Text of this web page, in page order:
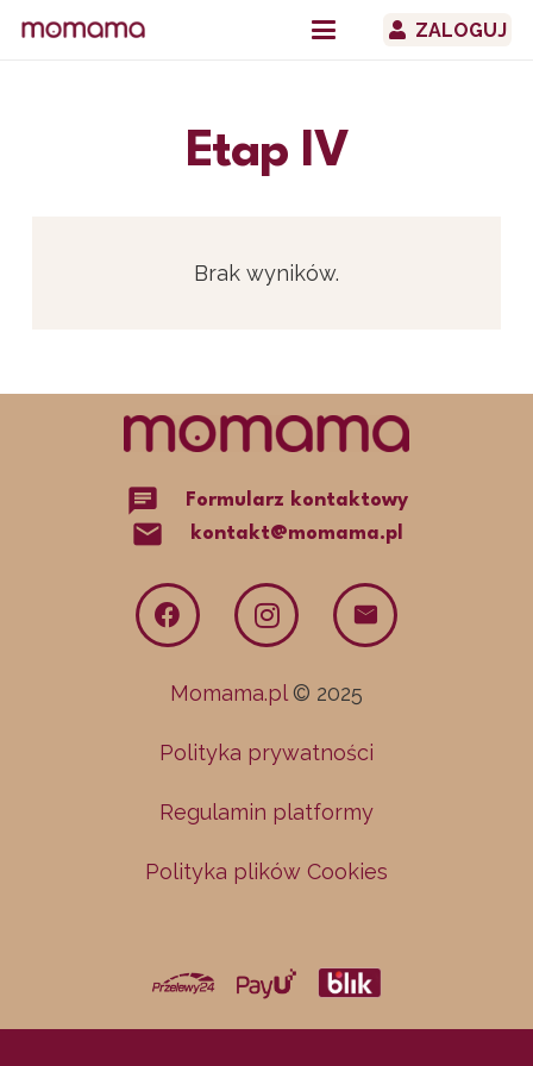
ZALOGUJ
Etap IV
Brak wyników.
chat Formularz kontaktowy
mail kontakt@momama.pl
Momama.pl© 2025
Polityka prywatności
Regulamin platformy
Polityka plików Cookies